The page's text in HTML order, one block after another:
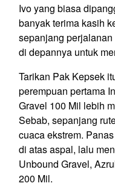
Ivo yang biasa
banyak terima kasih
sepanjang
di depannya untuk
Tarikan Pak Kepsek
perempuan pertama
Gravel 100 Mil lebih
Sebab, sepanjang
cuaca ekstrem.
di atas aspal, lalu
Unbound Gravel,
200 Mil.